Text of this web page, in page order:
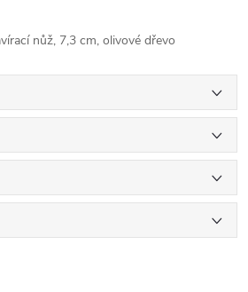
nůž, 7,3 cm, olivové dřevo